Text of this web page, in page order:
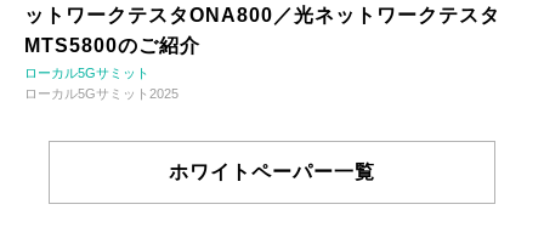
ットワークテスタONA800／光ネットワークテスタ
MTS5800のご紹介
ローカル5Gサミット
ローカル5Gサミット2025
ホワイトペーパー一覧